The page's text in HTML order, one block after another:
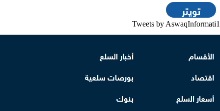
تويتر
Tweets by AswaqInformati1
الأقسام
أخبار السلع
اقتصاد
بورصات سلعية
أسعار السلع
بنوك